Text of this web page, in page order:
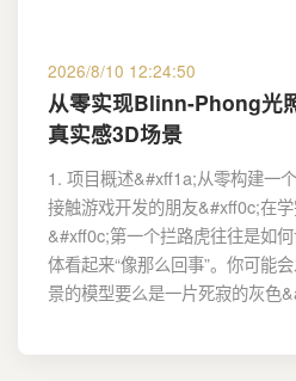
2026/8/10 12:24:50
从零实现Blinn-Phong光
真实感3D场景
1. 项目概述&#xff1a;从零构建一
接触游戏开发的朋友&#xff0c;在
&#xff0c;第一个拦路虎往往是如
体看起来“像那么回事”。你可能
景的模型要么是一片死寂的灰色